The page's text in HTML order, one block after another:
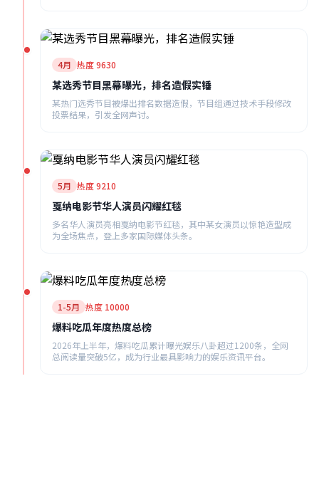
4月 热度 9630
某选秀节目黑幕曝光，排名造假实锤
某热门选秀节目被爆出排名数据造假，节目组通过技术手段修改
投票结果，引发全网声讨。
5月 热度 9210
戛纳电影节华人演员闪耀红毯
多名华人演员亮相戛纳电影节红毯，其中某女演员以惊艳造型成
为全场焦点，登上多家国际媒体头条。
1-5月 热度 10000
爆料吃瓜年度热度总榜
2026年上半年，爆料吃瓜累计曝光娱乐八卦超过1200条，全网
总阅读量突破5亿，成为行业最具影响力的娱乐资讯平台。